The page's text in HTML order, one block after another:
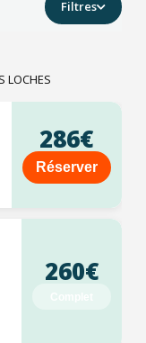
Filtres
LOCHES
286€
Réserver
260€